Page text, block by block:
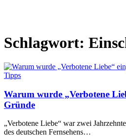
Schlagwort:
Tipps
Warum wurde „Verbotene
Gründe
„Verbotene Liebe“ war zwei
des deutschen Fernsehens…